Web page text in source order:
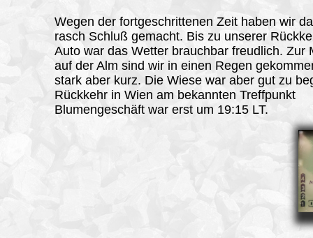
Wegen der fortgeschrittenen Zeit haben wir
rasch Schluß gemacht. Bis zu unserer
Auto war das Wetter brauchbar freudlich. Zur
auf der Alm sind wir in einen Regen
stark aber kurz. Die Wiese war aber gut zu
Rückkehr in Wien am bekannten Treffpunkt
Blumengeschäft war erst um 19:15 LT.